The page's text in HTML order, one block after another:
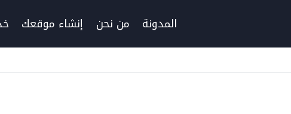
المدونة من نحن إنشاء موقعك